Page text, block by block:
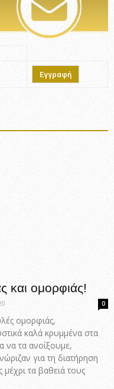
και ομορφιάς!
0
ομορφιάς,
καλά κρυμμένα στα
να τα ανοίξουμε,
για τη διατήρηση
μέχρι τα βαθειά τους